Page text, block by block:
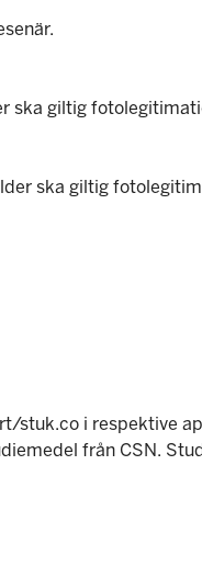
ska giltig
ska giltig
stuk.co i respektive
från CSN.